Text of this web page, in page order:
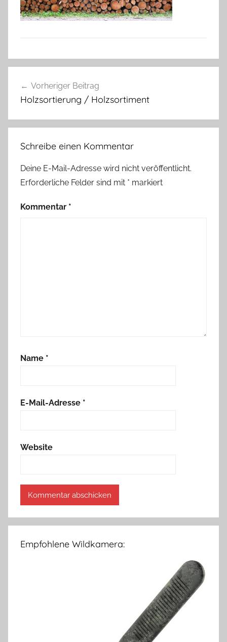
Vorheriger Beitrag
Holzsortierung / Holzsortiment
Schreibe einen Kommentar
Deine E-Mail-Adresse wird nicht veröffentlicht.
Erforderliche Felder sind mit * markiert
Kommentar *
Name *
E-Mail-Adresse *
Website
Empfohlene Wildkamera: